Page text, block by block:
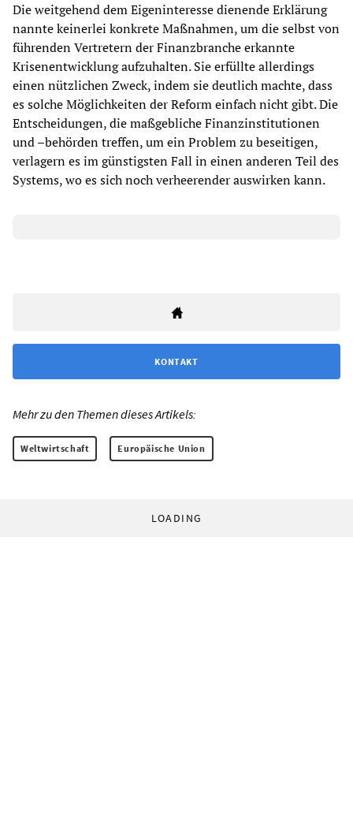
Die weitgehend dem Eigeninteresse dienende Erklärung
nannte keinerlei konkrete Maßnahmen, um die selbst von
führenden Vertretern der Finanzbranche erkannte
Krisenentwicklung aufzuhalten. Sie erfüllte allerdings
einen nützlichen Zweck, indem sie deutlich machte, dass
es solche Möglichkeiten der Reform einfach nicht gibt. Die
Entscheidungen, die maßgebliche Finanzinstitutionen
und –behörden treffen, um ein Problem zu beseitigen,
verlagern es im günstigsten Fall in einen anderen Teil des
Systems, wo es sich noch verheerender auswirken kann.
KONTAKT
Mehr zu den Themen dieses Artikels:
Weltwirtschaft Europäische Union
LOADING